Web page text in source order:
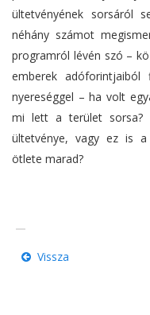
ültetvényének sorsáról
néhány számot
programról lévén szó –
emberek adóforintjaiból
nyereséggel – ha volt
mi lett a terület sorsa?
ültetvénye, vagy ez is
ötlete marad?
Vissza